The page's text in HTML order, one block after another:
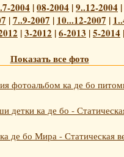
2004 |08-2004 |9..12-2004 |
|7..9-2007 | 10...12-2007 |
|3-2012 |6-2013 |5-2014 |
Показать все фото
фотоальбом ка де бо
детки ка де бо -
де бо Мира - Статическая